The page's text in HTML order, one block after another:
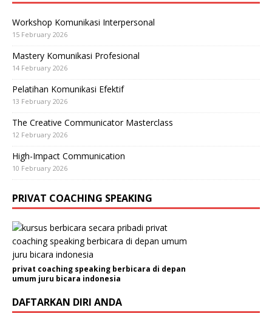
Workshop Komunikasi Interpersonal
15 February 2026
Mastery Komunikasi Profesional
14 February 2026
Pelatihan Komunikasi Efektif
13 February 2026
The Creative Communicator Masterclass
12 February 2026
High-Impact Communication
10 February 2026
PRIVAT COACHING SPEAKING
privat coaching speaking berbicara di depan
umum juru bicara indonesia
DAFTARKAN DIRI ANDA